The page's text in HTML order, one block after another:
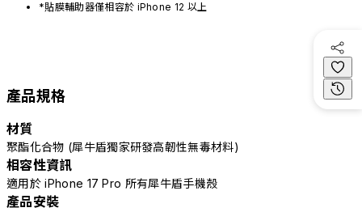
*貼膜輔助器僅相容於 iPhone 12 以上
產品規格
材質
聚酯化合物 (犀牛盾獨家研發高韌性無毒材料)
相容性資訊
適用於 iPhone 17 Pro 所有犀牛盾手機殼
產品安裝